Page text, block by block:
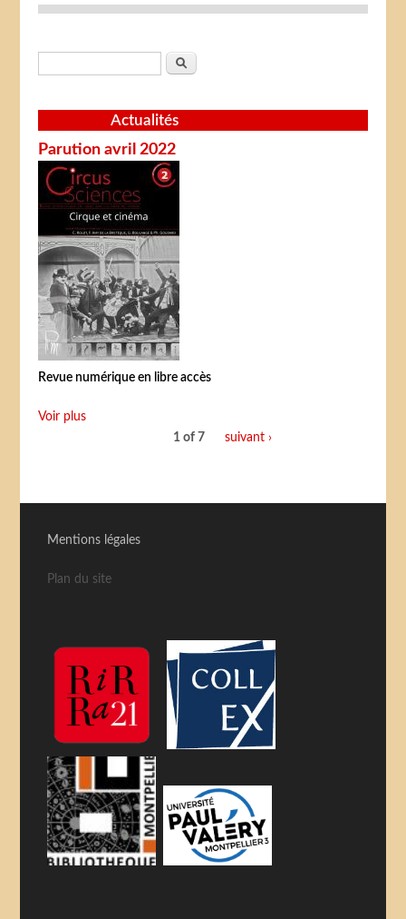
Formulaire de recherche
Rechercher
Actualités
Parution avril 2022
Revue numérique en libre accès
Voir plus
1 of 7
suivant ›
Mentions légales
Plan du site